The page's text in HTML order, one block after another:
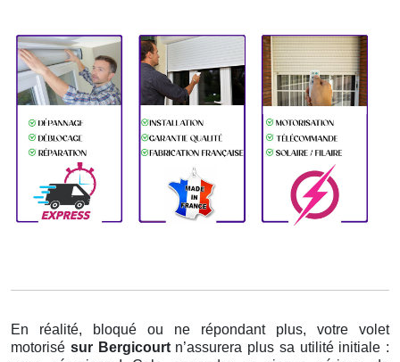
En réalité, bloqué ou ne répondant plus, votre volet
motorisé sur Bergicourt n’assurera plus sa utilité initiale :